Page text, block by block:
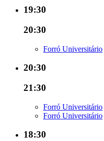
19:30
20:30
Forró Universitário
20:30
21:30
Forró Universitário
Forró Universitário
18:30